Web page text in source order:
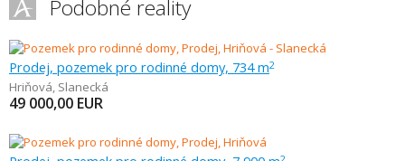
Podobné reality
Prodej, pozemek pro rodinné domy, 734 m2
Hriňová, Slanecká
49 000,00 EUR